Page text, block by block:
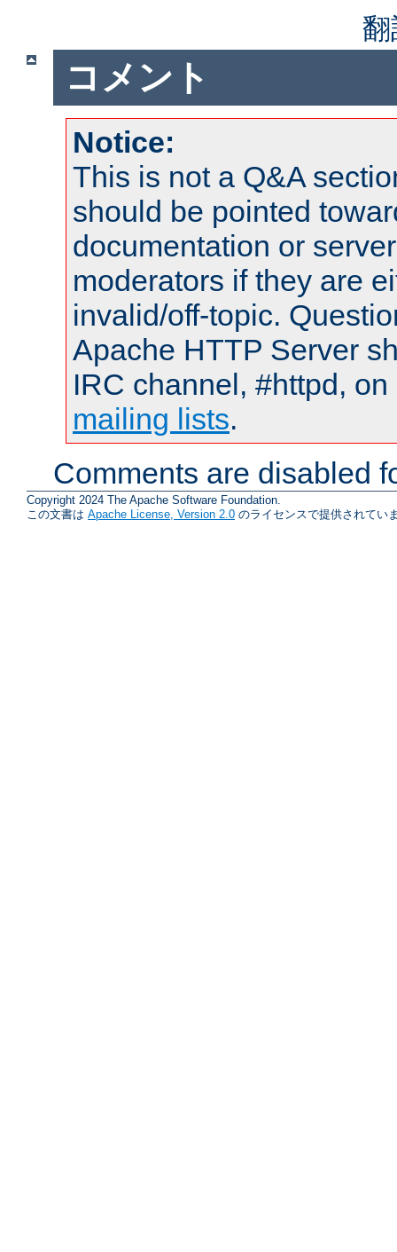
コメント
Notice:
This is not a Q&A
should be pointed
documentation or
moderators if they are
invalid/off-topic.
Apache HTTP Server
IRC channel, #httpd,
mailing lists.
Comments are disabled
Copyright 2024 The Apache Software Foundation.
この文書は Apache License, Version 2.0 のライセンスで提供されてい